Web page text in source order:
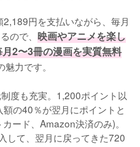
円を支払いながら、毎月
ので、 映画やアニメを楽し
2〜3冊の漫画を実質無料
力です。
度も充実。1,200ポイント以
の40％が翌月にポイントと
ード、Amazon決済のみ)。
して、翌月に戻ってきた720